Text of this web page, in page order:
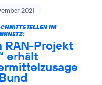
2021
IM
RAN-Projekt
erhält